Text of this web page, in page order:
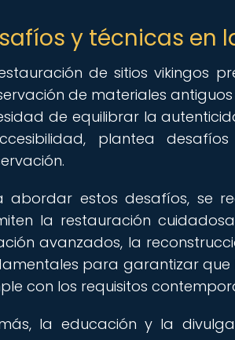
y técnicas en
de sitios vikingos
de materiales
de equilibrar la
plantea
abordar estos desafíos, se
la restauración
avanzados, la
para garantizar que
con los requisitos
la educación y la